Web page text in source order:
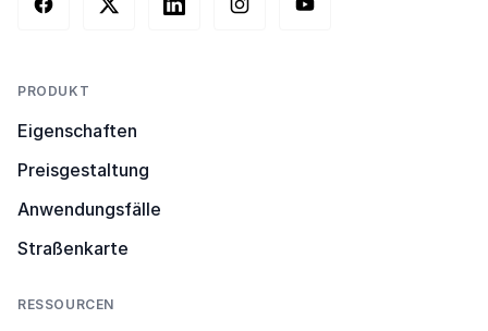
FacebookX (Twitter)LinkedInInstagramYouTube
PRODUKT
Eigenschaften
Preisgestaltung
Anwendungsfälle
Straßenkarte
RESSOURCEN